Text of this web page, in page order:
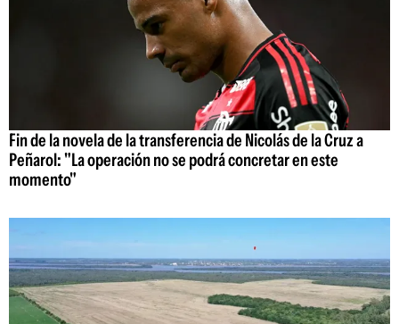
Fin de la novela de la transferencia de Nicolás de la Cruz a
Peñarol: "La operación no se podrá concretar en este
momento"